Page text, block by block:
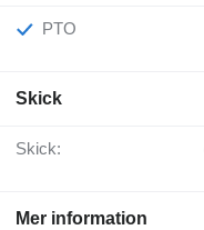
PTO
Skick
Skick:
Mer information